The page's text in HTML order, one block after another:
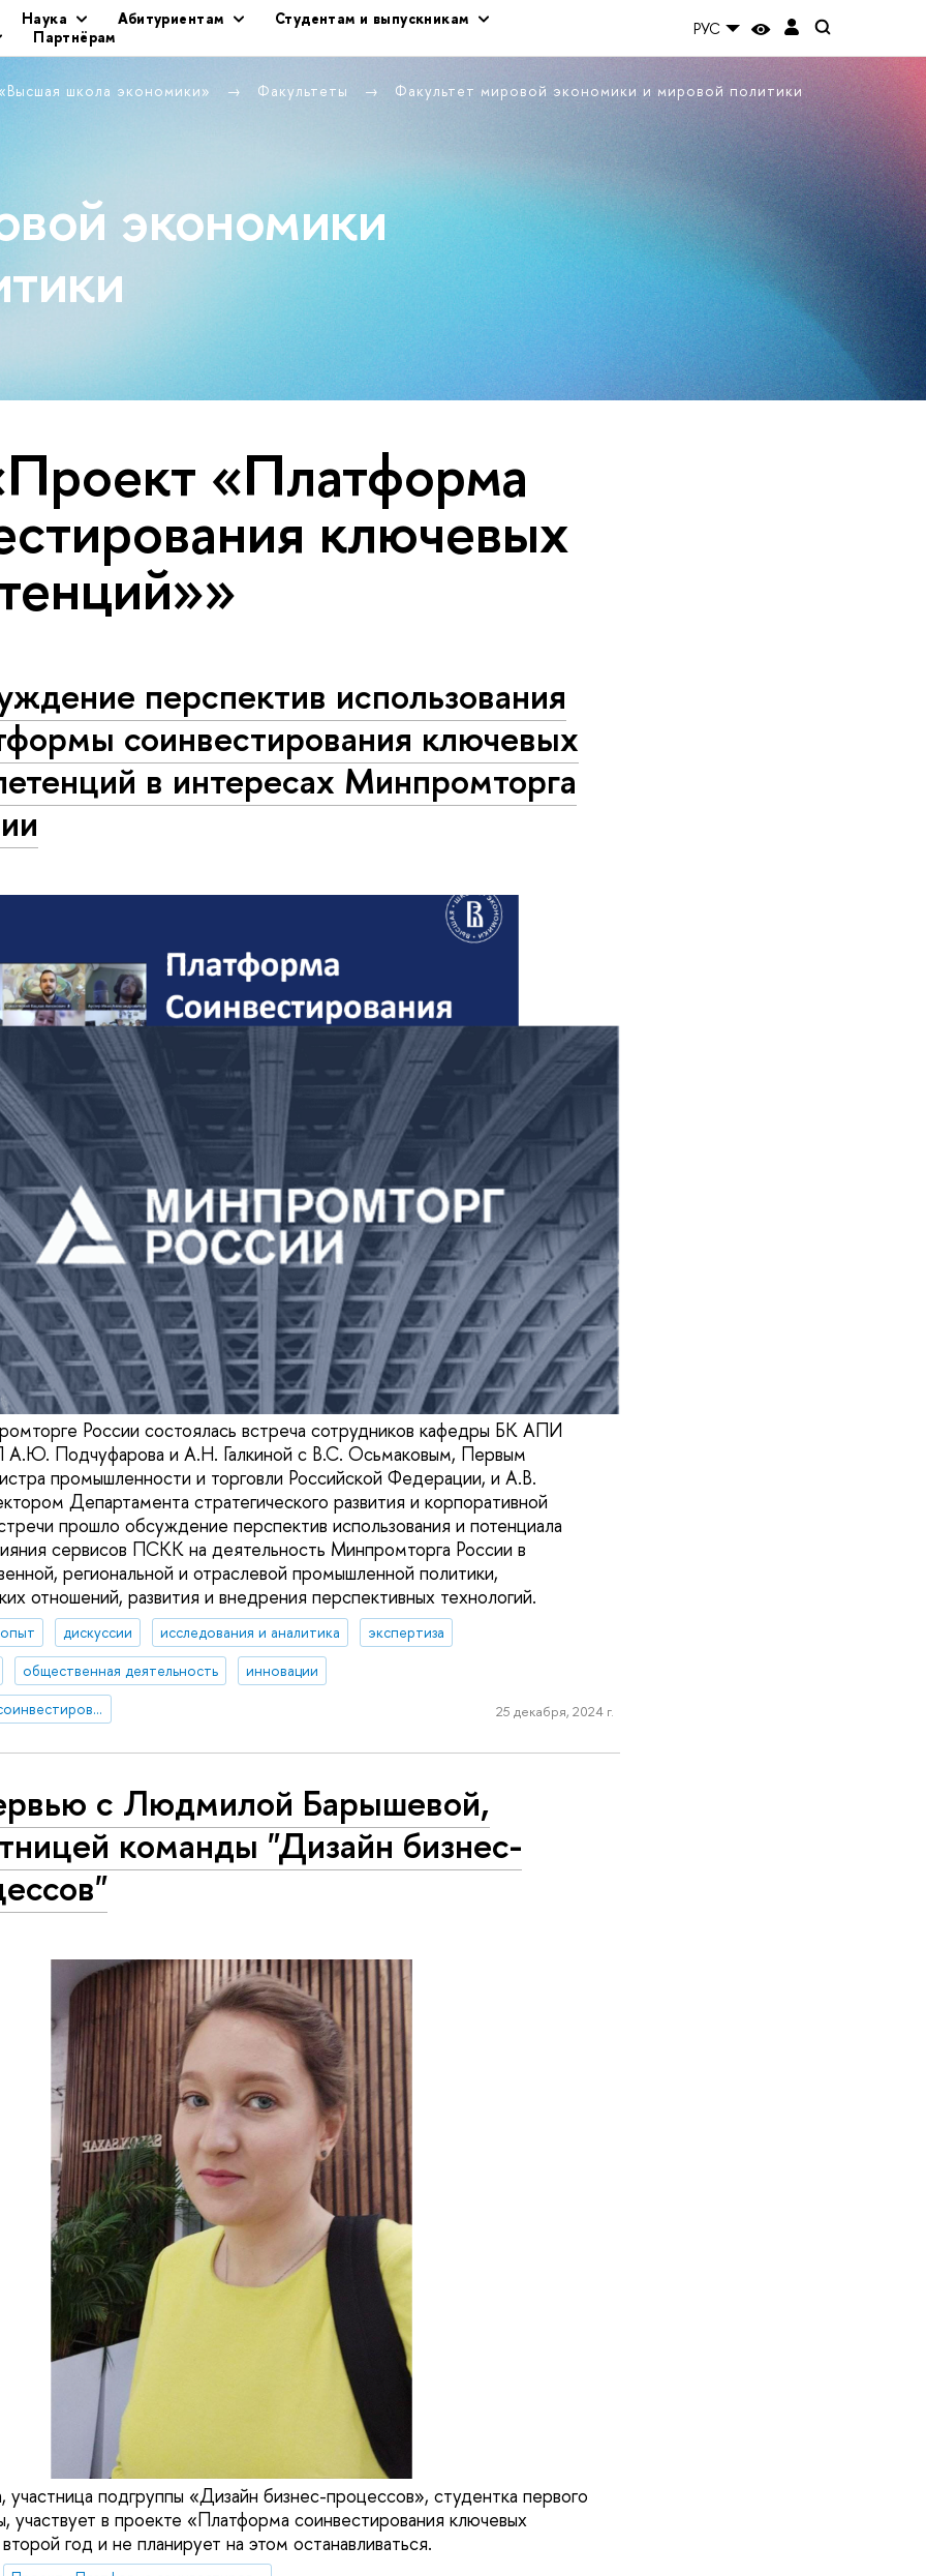
Наука Абитуриентам
Студентам и выпускникам
Партнёрам
РУС
школа экономики» Факультеты Факультет мировой экономики и мировой политики
экономики
«Платформа
ключевых
перспектив использования
соинвестирования ключевых
в интересах Минпромторга
России состоялась встреча сотрудников кафедры БК АПИ
Подчуфарова и А.Н. Галкиной с В.С. Осьмаковым, Первым
промышленности и торговли Российской Федерации, и А.В.
Департамента стратегического развития и корпоративной
прошло обсуждение перспектив использования и потенциала
сервисов ПСКК на деятельность Минпромторга России в
региональной и отраслевой промышленной политики,
отношений, развития и внедрения перспективных технологий.
дискуссии исследования и аналитика
экспертиза
общественная деятельность
инновации
Проект «Платформа соинвестирования ключевых компетенций»
25 декабря, 2024 г.
с Людмилой Барышевой,
команды "Дизайн бизнес-
подгруппы «Дизайн бизнес-процессов», студентка первого
участвует в проекте «Платформа соинвестирования ключевых
год и не планирует на этом останавливаться.